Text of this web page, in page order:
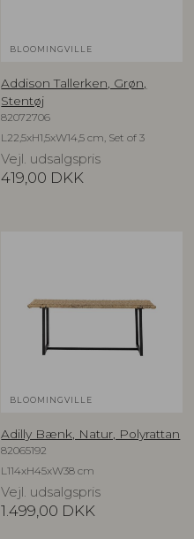
BLOOMINGVILLE
Addison Tallerken, Grøn,
Stentøj
82072706
L22,5xH1,5xW14,5 cm, Set of 3
Vejl. udsalgspris
419,00 DKK
BLOOMINGVILLE
Adilly Bænk, Natur, Polyrattan
82065192
L114xH45xW38 cm
Vejl. udsalgspris
1.499,00 DKK